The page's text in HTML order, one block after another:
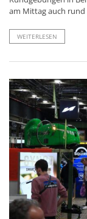
am Mittag auch rund
WEITERLESEN